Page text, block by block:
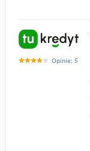
Opinie: 5